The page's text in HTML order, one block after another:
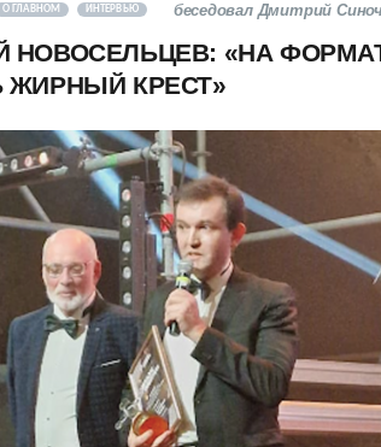
О ГЛАВНОМ ИНТЕРВЬЮ беседовал Дмитрий
НОВОСЕЛЬЦЕВ: «НА
ЖИРНЫЙ КРЕСТ»